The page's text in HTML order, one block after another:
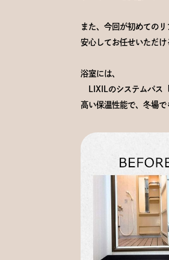
また、今回が初めてのリ
安心してお任せいただけ
浴室には、
LIXILのシステムバス
高い保温性能で、冬場で